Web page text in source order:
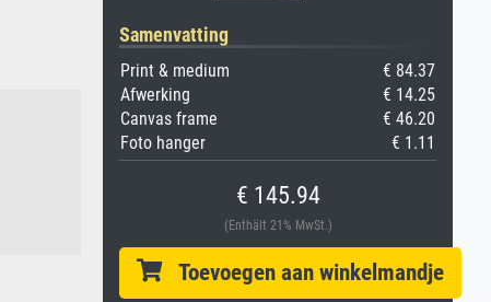
Samenvatting
Print & medium
€ 84.37
Afwerking
€ 14.25
Canvas frame
€ 46.20
Foto hanger
€ 1.11
€ 145.94
(Enthält 21% MwSt.)
Toevoegen aan winkelmandje